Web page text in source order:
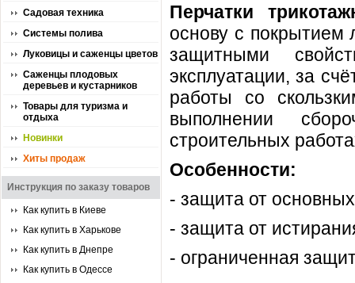
Садовая техника
Системы полива
Луковицы и саженцы цветов
Саженцы плодовых
деревьев и кустарников
Товары для туризма и
отдыха
Новинки
Хиты продаж
Инструкция по заказу товаров
Как купить в Киеве
Как купить в Харькове
Как купить в Днепре
Как купить в Одессе
Перчатки
основу с покрытием
защитными
эксплуатации, за
работы со
выполнении
строительных
Особенности:
- защита от
- защита от
- ограниченная